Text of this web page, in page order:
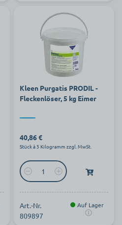
Kleen Purgatis PRODIL -
Fleckenlöser, 5 kg Eimer
40,86 €
Stück à 5 Kilogramm zzgl. MwSt.
Art.-Nr.
809897
Auf Lager